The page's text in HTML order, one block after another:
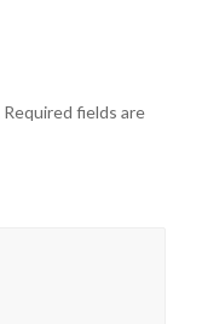
Required fields are